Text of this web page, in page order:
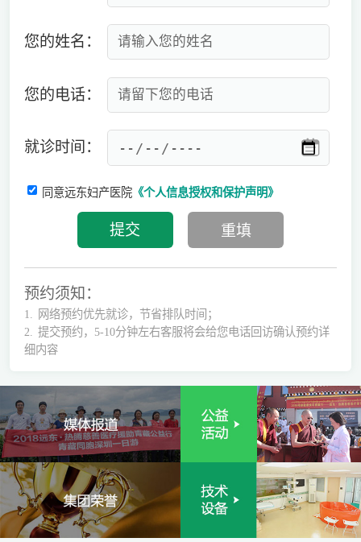
您的姓名：
您的电话：
就诊时间：
同意远东妇产医院《个人信息授权和保护声明》
预约须知：
1.
网络预约优先就诊，节省排队时间；
2.
提交预约，5-10分钟左右客服将会给您电话回访确认预约详
细内容